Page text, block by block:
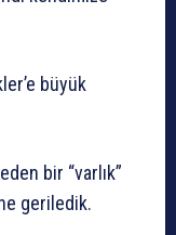
büyük
bir “varlık”
geriledik.